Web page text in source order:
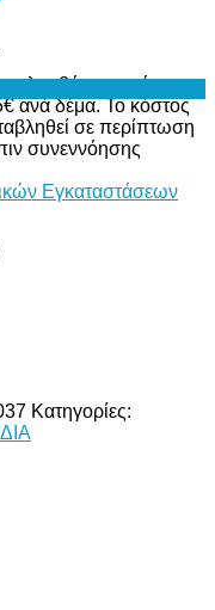
το κόστος
ανά δέμα. Το κόστος
σε περίπτωση
συνεννόησης
Εγκαταστάσεων
Κατηγορίες: